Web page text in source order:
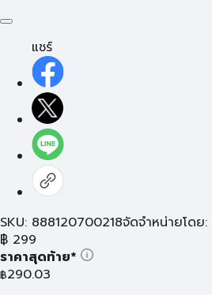
แชร์
SKU: 888120700218จัดจำหน่ายโดย:
฿ 299
ราคาสุดท้าย*
฿290.03